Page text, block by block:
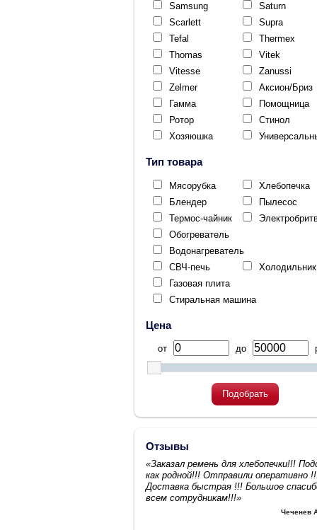
Samsung
Saturn
Scarlett
Supra
Tefal
Thermex
Thomas
Vitek
Vitesse
Zanussi
Zelmer
Аксион/Бриз
Гамма
Помощница
Ротор
Стинол
Хозяюшка
Тип товара
Мясорубка
Хлебопечка
Блендер
Пылесос
Термос-чайник
Обогреватель
Водонагреватель
СВЧ-печь
Холодильник
Газовая плита
Стиральная машина
Цена
от до
Подобрать
Отзывы
«Заказал ремень для хлебопечки!!!
как родной!!! Отправили оперативно
Доставка быстрая !!! Большое
всем сотрудникам!!!»
Чеченев